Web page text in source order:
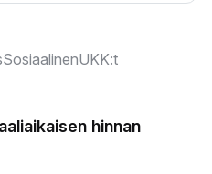
SosiaalinenUKK:t
hinnan